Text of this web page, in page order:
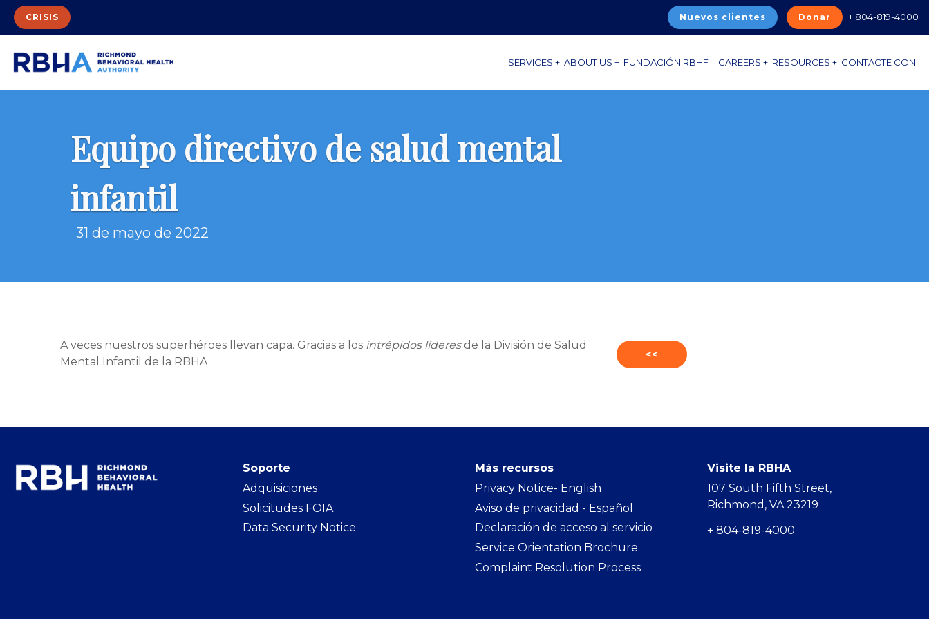
CRISIS Nuevos clientes Donar + 804-819-4000
SERVICES + ABOUT US + FUNDACIÓN RBHF CAREERS + RESOURCES + CONTACTE CON
Equipo directivo de salud mental
infantil
31 de mayo de 2022
A veces nuestros superhéroes llevan capa. Gracias a los intrépidos líderesde la División de Salud
Mental Infantil de la RBHA.
<<
Soporte
Adquisiciones
Solicitudes FOIA
Data Security Notice
Más recursos
Privacy Notice- English
Aviso de privacidad - Español
Declaración de acceso al servicio
Service Orientation Brochure
Complaint Resolution Process
Visite la RBHA
107 South Fifth Street,
Richmond, VA 23219
+ 804-819-4000